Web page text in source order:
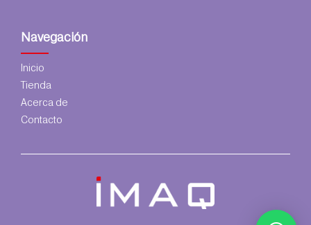
Navegación
Inicio
Tienda
Acerca de
Contacto